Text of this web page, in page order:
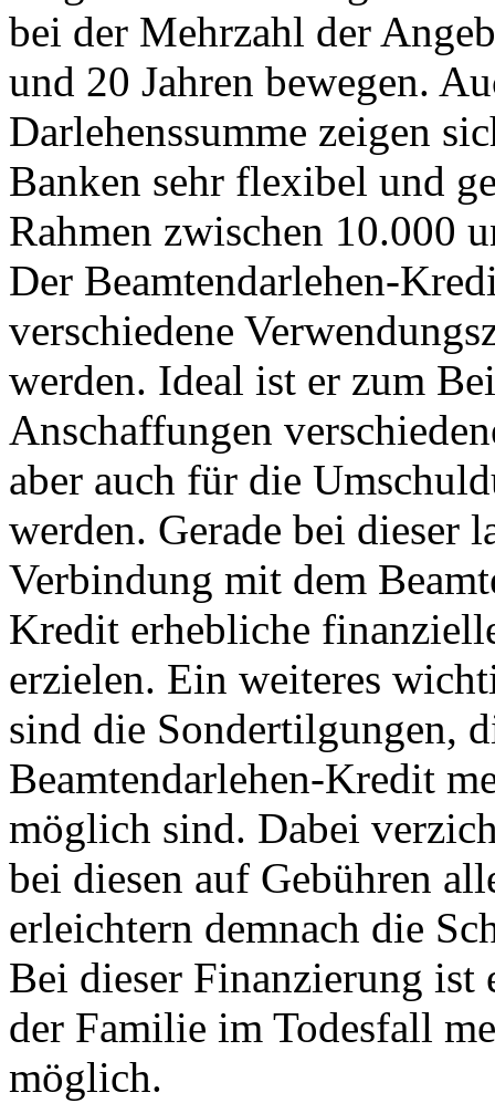
bei der Mehrzahl der
und 20 Jahren bewegen.
Darlehenssumme zeigen
Banken sehr flexibel und
Rahmen zwischen 10.000
Der Beamtendarlehen-
verschiedene
werden. Ideal ist er zum
Anschaffungen
aber auch für die
werden. Gerade bei dieser
Verbindung mit dem
Kredit erhebliche
erzielen. Ein weiteres
sind die Sondertilgungen,
Beamtendarlehen-Kredit
möglich sind. Dabei
bei diesen auf Gebühren
erleichtern demnach die
Bei dieser Finanzierung ist
der Familie im Todesfall
möglich.